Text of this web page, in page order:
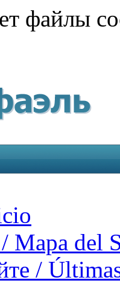
файлы
/ Mapa del
/